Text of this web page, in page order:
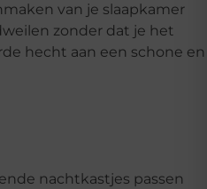
van je slaapkamer
zonder dat je het
hecht aan een schone en
nachtkastjes passen